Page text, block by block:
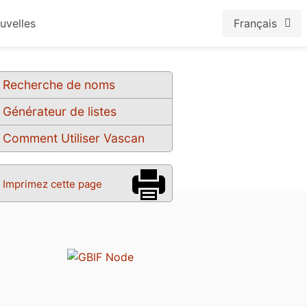
Français
Recherche de noms
Générateur de listes
Comment Utiliser Vascan
Imprimez cette page